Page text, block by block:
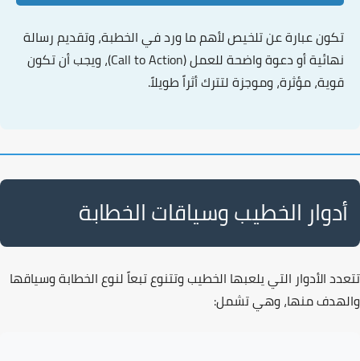
تكون عبارة عن تلخيص لأهم ما ورد في الخطبة، وتقديمرسالة
نهائية
أو دعوة واضحة للعمل (Call to Action)، ويجب أن تكون
قوية، مؤثرة، وموجزة لتترك أثراً طويلاً.
أدوار الخطيب وسياقات الخطابة
تتعدد الأدوار التي يلعبها الخطيب وتتنوع تبعاًلنوع الخطابة وسياقها
والهدف منها، وهي تشمل: